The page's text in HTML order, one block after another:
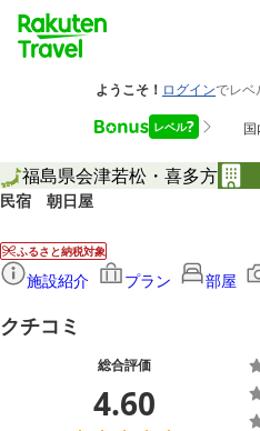
福島県会津若松・喜多方
民宿 朝日屋
ふるさと納税対象
施設紹介 プラン 部屋
クチコミ
総合評価
4.60